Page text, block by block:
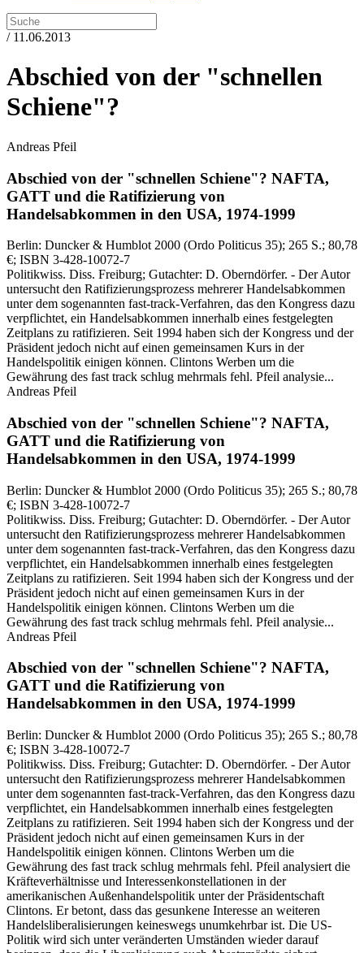
/ 11.06.2013
Abschied von der "schnellen
Schiene"?
Andreas Pfeil
Abschied von der "schnellen Schiene"? NAFTA,
GATT und die Ratifizierung von
Handelsabkommen in den USA, 1974-1999
Berlin: Duncker & Humblot 2000 (Ordo Politicus 35); 265 S.; 80,78
€; ISBN 3-428-10072-7
Politikwiss. Diss. Freiburg; Gutachter: D. Oberndörfer. - Der Autor
untersucht den Ratifizierungsprozess mehrerer Handelsabkommen
unter dem sogenannten fast-track-Verfahren, das den Kongress dazu
verpflichtet, ein Handelsabkommen innerhalb eines festgelegten
Zeitplans zu ratifizieren. Seit 1994 haben sich der Kongress und der
Präsident jedoch nicht auf einen gemeinsamen Kurs in der
Handelspolitik einigen können. Clintons Werben um die
Gewährung des fast track schlug mehrmals fehl. Pfeil analysie...
Andreas Pfeil
Abschied von der "schnellen Schiene"? NAFTA,
GATT und die Ratifizierung von
Handelsabkommen in den USA, 1974-1999
Berlin: Duncker & Humblot 2000 (Ordo Politicus 35); 265 S.; 80,78
€; ISBN 3-428-10072-7
Politikwiss. Diss. Freiburg; Gutachter: D. Oberndörfer. - Der Autor
untersucht den Ratifizierungsprozess mehrerer Handelsabkommen
unter dem sogenannten fast-track-Verfahren, das den Kongress dazu
verpflichtet, ein Handelsabkommen innerhalb eines festgelegten
Zeitplans zu ratifizieren. Seit 1994 haben sich der Kongress und der
Präsident jedoch nicht auf einen gemeinsamen Kurs in der
Handelspolitik einigen können. Clintons Werben um die
Gewährung des fast track schlug mehrmals fehl. Pfeil analysie...
Andreas Pfeil
Abschied von der "schnellen Schiene"? NAFTA,
GATT und die Ratifizierung von
Handelsabkommen in den USA, 1974-1999
Berlin: Duncker & Humblot 2000 (Ordo Politicus 35); 265 S.; 80,78
€; ISBN 3-428-10072-7
Politikwiss. Diss. Freiburg; Gutachter: D. Oberndörfer. - Der Autor
untersucht den Ratifizierungsprozess mehrerer Handelsabkommen
unter dem sogenannten fast-track-Verfahren, das den Kongress dazu
verpflichtet, ein Handelsabkommen innerhalb eines festgelegten
Zeitplans zu ratifizieren. Seit 1994 haben sich der Kongress und der
Präsident jedoch nicht auf einen gemeinsamen Kurs in der
Handelspolitik einigen können. Clintons Werben um die
Gewährung des fast track schlug mehrmals fehl. Pfeil analysiert die
Kräfteverhältnisse und Interessenkonstellationen in der
amerikanischen Außenhandelspolitik unter der Präsidentschaft
Clintons. Er betont, dass das gesunkene Interesse an weiteren
Handelsliberalisierungen keineswegs unumkehrbar ist. Die US-
Politik wird sich unter veränderten Umständen wieder darauf